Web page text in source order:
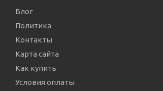
Блог
Политика
Контакты
Карта сайта
Как купить
Условия оплаты